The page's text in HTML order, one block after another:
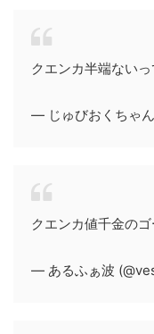
クエンカ半端ないっ
— じゅびおくちゃ
クエンカ値千金の
— あるふぁ波